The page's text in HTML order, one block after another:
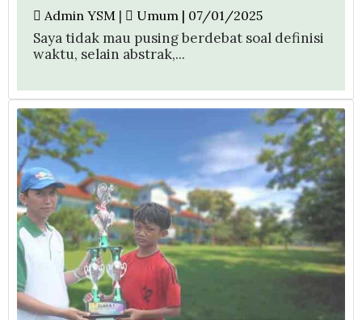
Admin YSM | Umum | 07/01/2025
Saya tidak mau pusing berdebat soal definisi
waktu, selain abstrak,...